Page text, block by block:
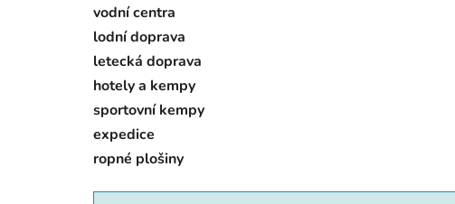
vodní centra
lodní doprava
letecká doprava
hotely a kempy
sportovní kempy
expedice
ropné plošiny